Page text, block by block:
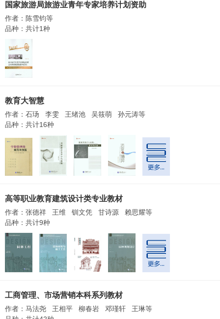
国家旅游局旅游业青年专家培养计划资助
作者：陈雪钧等
品种：共计1种
教育大智慧
作者：石玚 李雯 王绪池 吴筱萌 孙元涛等
品种：共计16种
高等职业教育建筑设计类专业教材
作者：张德祥 王维 钏文凭 甘诗源 赖思耀等
品种：共计9种
工商管理、市场营销本科系列教材
作者：马法尧 王相平 柳春岩 邓瑾轩 王琳等